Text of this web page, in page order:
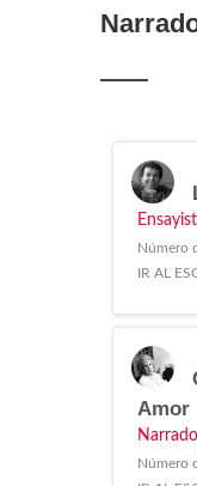
Número
IR AL
Amor
Número